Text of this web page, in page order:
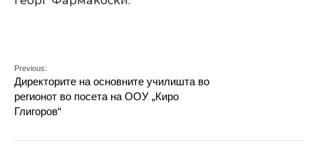
Previous:
Директорите на основните училишта во
регионот во посета на ООУ „Киро
Глигоров“